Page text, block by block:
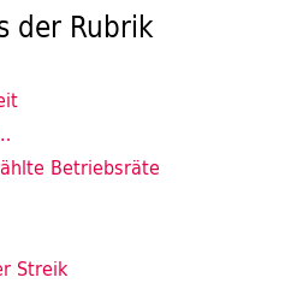
der Rubrik
Betriebsräte
Streik